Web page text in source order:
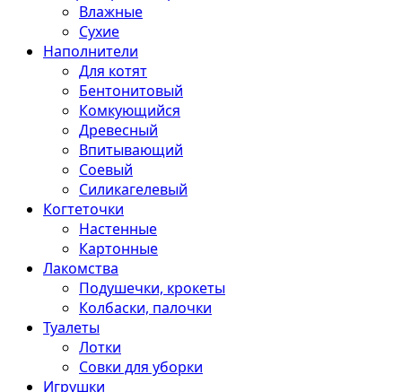
Влажные
Сухие
Наполнители
Для котят
Бентонитовый
Комкующийся
Древесный
Впитывающий
Соевый
Силикагелевый
Когтеточки
Настенные
Картонные
Лакомства
Подушечки, крокеты
Колбаски, палочки
Туалеты
Лотки
Совки для уборки
Игрушки